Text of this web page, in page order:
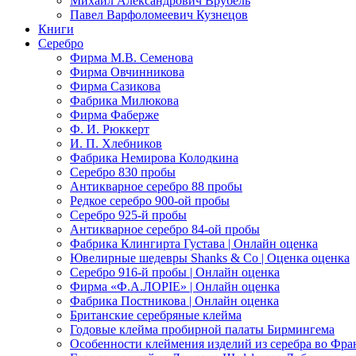
Павел Варфоломеевич Кузнецов
Книги
Серебро
Фирма М.В. Семенова
Фирма Овчинникова
Фирма Сазикова
Фабрика Милюкова
Фирма Фаберже
Ф. И. Рюккерт
И. П. Хлебников
Фабрика Немирова Колодкина
Серебро 830 пробы
Антикварное серебро 88 пробы
Редкое серебро 900-ой пробы
Серебро 925-й пробы
Антикварное серебро 84-ой пробы
Фабрика Клингирта Густава | Онлайн оценка
Ювелирные шедевры Shanks & Co | Оценка оценка
Серебро 916-й пробы | Онлайн оценка
Фирма «Ф.А.ЛОРIЕ» | Онлайн оценка
Фабрика Постникова | Онлайн оценка
Британские серебряные клейма
Годовые клейма пробирной палаты Бирмингема
Особенности клеймения изделий из серебра во